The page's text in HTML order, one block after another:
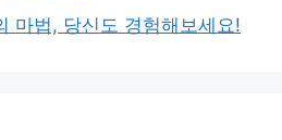
마법, 당신도 경험해보세요!